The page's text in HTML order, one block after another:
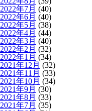
2022年7月 (40)
2022年6月 (40)
2022年5月 (38)
2022年4月 (44)
2022年3月 (40)
2022年2月 (32)
2022年1月 (34)
2021年12月 (32)
2021年11月 (33)
2021年10月 (34)
2021年9月 (30)
2021年8月 (33)
2021年7月 (35)